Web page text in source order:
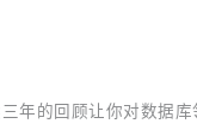
的回顾让你对数据库